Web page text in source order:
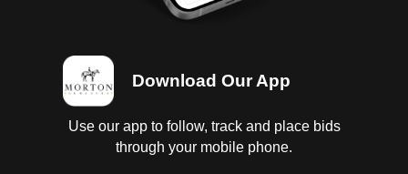
Download Our App
Use our app to follow, track and place bids
through your mobile phone.